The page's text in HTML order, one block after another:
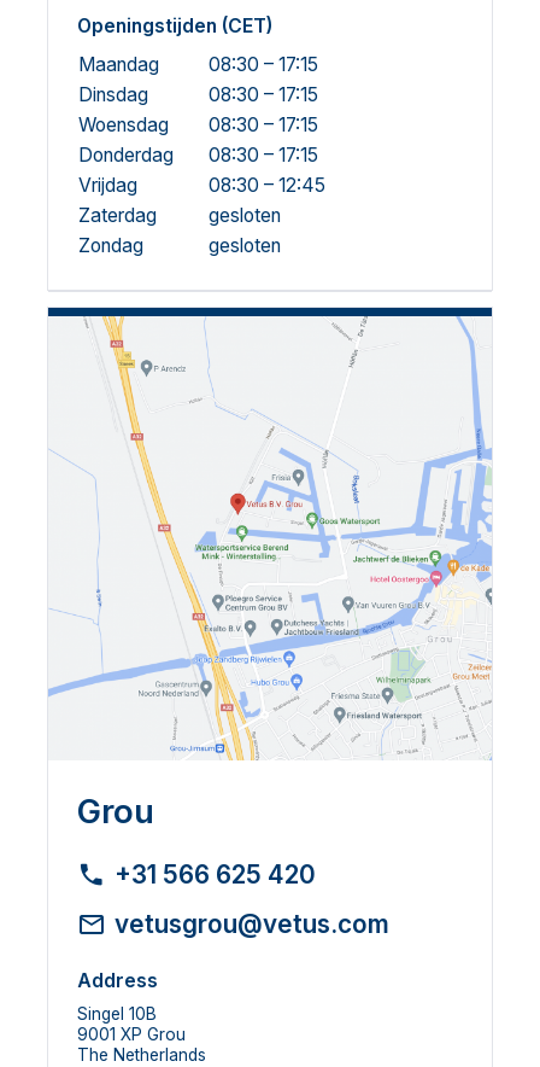
Openingstijden (CET)
Maandag
08:30 – 17:15
Dinsdag
08:30 – 17:15
Woensdag
08:30 – 17:15
Donderdag
08:30 – 17:15
Vrijdag
08:30 – 12:45
Zaterdag
gesloten
Zondag
gesloten
Grou
+31 566 625 420
vetusgrou@vetus.com
Address
Singel 10B
9001 XP Grou
The Netherlands